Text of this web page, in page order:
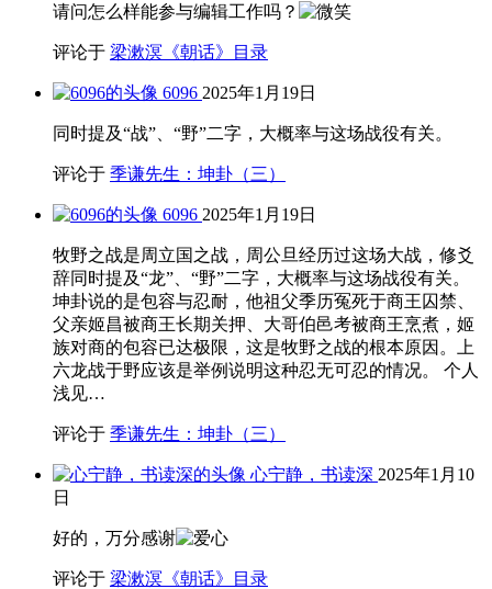
请问怎么样能参与编辑工作吗？
评论于 梁漱溟《朝话》目录
6096 2025年1月19日
同时提及“战”、“野”二字，大概率与这场战役有关。
评论于 季谦先生：坤卦（三）
6096 2025年1月19日
牧野之战是周立国之战，周公旦经历过这场大战，修爻
辞同时提及“龙”、“野”二字，大概率与这场战役有关。
坤卦说的是包容与忍耐，他祖父季历冤死于商王囚禁、
父亲姬昌被商王长期关押、大哥伯邑考被商王烹煮，姬
族对商的包容已达极限，这是牧野之战的根本原因。上
六龙战于野应该是举例说明这种忍无可忍的情况。 个人
浅见…
评论于 季谦先生：坤卦（三）
心宁静，书读深 2025年1月10
日
好的，万分感谢
评论于 梁漱溟《朝话》目录